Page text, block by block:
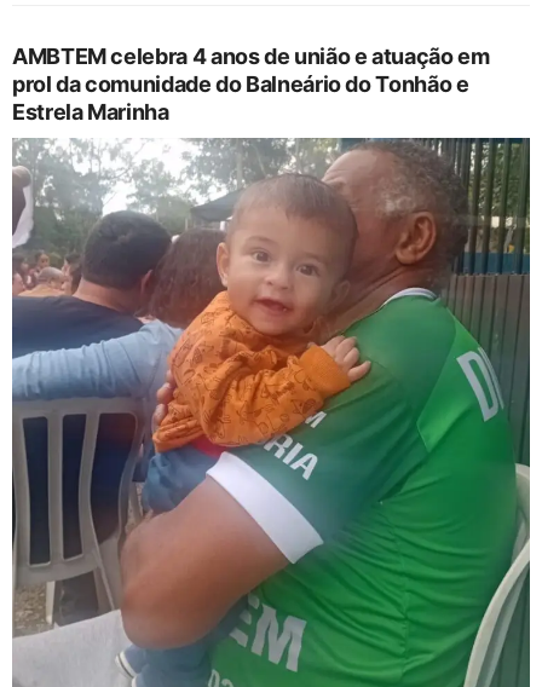
AMBTEM celebra 4 anos de união e atuação em
prol da comunidade do Balneário do Tonhão e
Estrela Marinha